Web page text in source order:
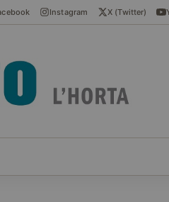
Instagram X (Twitter)